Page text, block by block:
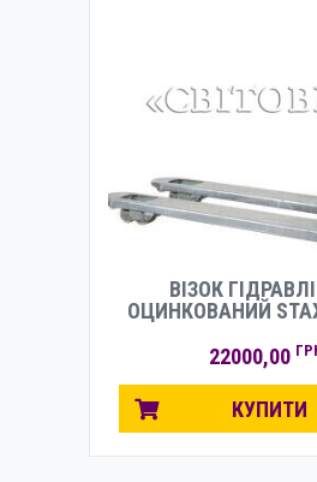
ВІЗОК
ОЦИНКОВАНИЙ
22000,00
КУПИТИ